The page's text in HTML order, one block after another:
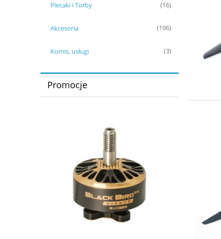
Plecaki i Torby (16)
Akcesoria (196)
Komis, usługi (3)
Promocje